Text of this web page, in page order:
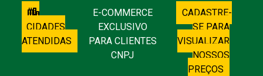
CIDADES
ATENDIDAS
E-COMMERCE
EXCLUSIVO
PARA CLIENTES
CNPJ
CADASTRE-
SE PARA
VISUALIZAR
NOSSOS
PREÇOS